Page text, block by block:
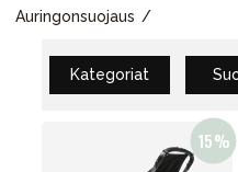
Auringonsuojaus
Kategoriat
Lapsi
Äiti